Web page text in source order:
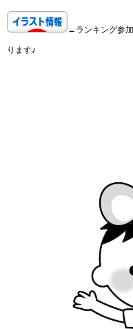
←ランキング参
ります♪